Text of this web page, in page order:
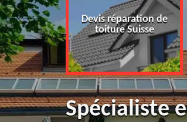
Devis réparation de
toiture Suisse
Spécialiste